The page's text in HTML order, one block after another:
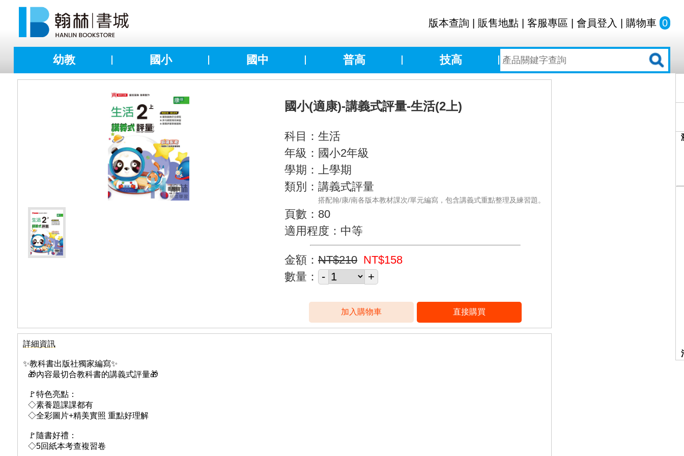
版本查詢 販售地點 客服專區 會員登入 購物車 0
幼教 國小 國中 普高 技高
國小(適康)-講義式評量-生活(2上)
科目：生活
年級：國小2年級
學期：上學期
類別：講義式評量
搭配翰/康/南各版本教材課次/單元編寫，包含講義式重點整理及練習題。
頁數：80
適用程度：中等
金額： NT$210 NT$158
數量：
詳細資訊
✨教科書出版社獨家編寫✨
🎁內容最切合教科書的講義式評量🎁
🚩特色亮點：
◇素養題課課都有
◇全彩圖片+精美實照 重點好理解
🚩隨書好禮：
◇5回紙本考查複習卷